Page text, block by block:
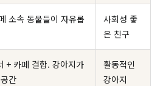
소속 동물들이 자유롭
사회성 좋
은 친구
+ 카페 결합. 강아지가
간
활동적인
강아지